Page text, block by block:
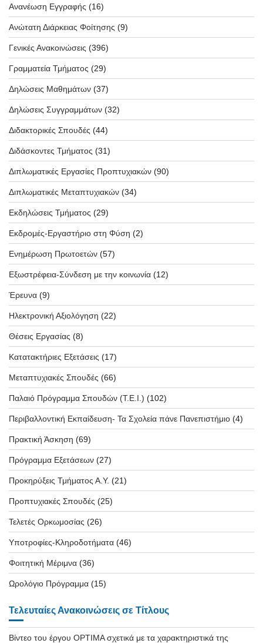
Ανανέωση Εγγραφής (16)
Ανώτατη Διάρκειας Φοίτησης (9)
Γενικές Ανακοινώσεις (396)
Γραμματεία Τμήματος (29)
Δηλώσεις Μαθημάτων (37)
Δηλώσεις Συγγραμμάτων (32)
Διδακτορικές Σπουδές (44)
Διδάσκοντες Τμήματος (31)
Διπλωματικές Εργασίες Προπτυχιακών (90)
Διπλωματικές Μεταπτυχιακών (34)
Εκδηλώσεις Τμήματος (29)
Εκδρομές-Εργαστήριο στη Φύση (2)
Ενημέρωση Πρωτοετών (57)
Εξωστρέφεια-Σύνδεση με την κοινωνία (12)
Έρευνα (9)
Ηλεκτρονική Αξιολόγηση (22)
Θέσεις Εργασίας (8)
Κατατακτήριες Εξετάσεις (17)
Μεταπτυχιακές Σπουδές (66)
Παλαιό Πρόγραμμα Σπουδών (T.E.I.) (102)
Περιβαλλοντική Εκπαίδευση- Τα Σχολεία πάνε Πανεπιστήμιο (4)
Πρακτική Άσκηση (69)
Πρόγραμμα Εξετάσεων (27)
Προκηρύξεις Τμήματος Α.Υ. (21)
Προπτυχιακές Σπουδές (25)
Τελετές Ορκωμοσίας (26)
Υποτροφίες-Κληροδοτήματα (46)
Φοιτητική Μέριμνα (36)
Ωρολόγιο Πρόγραμμα (15)
Τελευταίες Ανακοινώσεις σε Τίτλους
Βίντεο του έργου OPTIMA σχετικά με τα χαρακτηριστικά της